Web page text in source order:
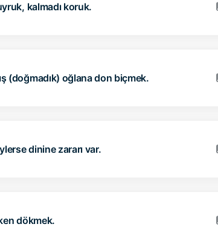
kalmadı koruk.
(doğmadık) oğlana don biçmek.
dinine zararı var.
dökmek.